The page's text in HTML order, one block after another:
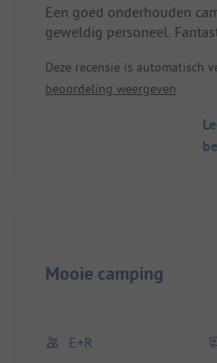
Een goed onderhouden
geweldig personeel.
Deze recensie is automatisch
beoordeling weergeven
Mooie camping
E+R